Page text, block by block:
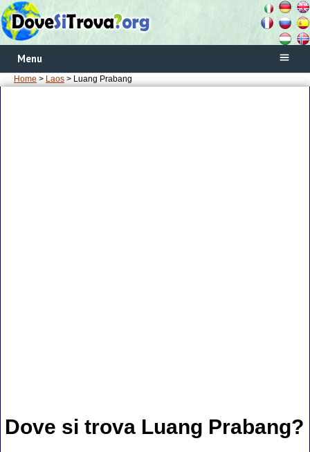
Menu
Home > Laos > Luang Prabang
Dove si trova Luang Prabang?